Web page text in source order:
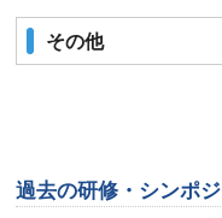
その他
過去の研修・シンポ